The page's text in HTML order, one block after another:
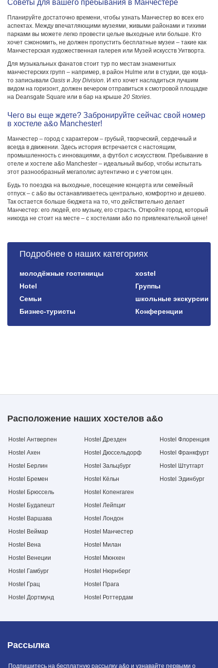
Советы для вашего пребывания в Манчестере
Планируйте достаточно времени, чтобы узнать Манчестер во всех его
аспектах. Между впечатляющими музеями, живыми районами и тихими
парками вы можете легко провести целые выходные или больше. Кто
хочет сэкономить, не должен пропустить бесплатные музеи – такие как
Манчестерская художественная галерея или Музей искусств Уитворта.
Для музыкальных фанатов стоит тур по местам знаменитых
манчестерских групп – например, в район Hulme или в студии, где когда-
то записывали Oasis и Joy Division. И кто хочет насладиться лучшим
видом на горизонт, должен вечером отправиться к смотровой площадке
на Deansgate Square или в бар на крыше 20 Stories.
Чего вы еще ждете? Забронируйте сейчас свой номер
в хостеле a&o Manchester!
Манчестер – город с характером – грубый, творческий, сердечный и
всегда в движении. Здесь история встречается с настоящим,
промышленность с инновациями, а футбол с искусством. Пребывание в
отеле и хостеле a&o Manchester – идеальный выбор, чтобы испытать
этот разнообразный мегаполис аутентично и с учетом цен.
Будь то поездка на выходные, посещение концерта или семейный
отпуск – с a&o вы останавливаетесь центрально, комфортно и дешево.
Так остается больше бюджета на то, что действительно делает
Манчестер: его людей, его музыку, его страсть. Откройте город, который
никогда не стоит на месте – с хостелами a&o по привлекательной цене!
Подробнее о наших категориях
молодёжные гостиницы
xostel
Hotel
Группы
Семьи
школьные экскурсии
Бизнес-туристы
Конференции
Расположение наших хостелов a&o
Hostel Антверпен
Hostel Ахен
Hostel Берлин
Hostel Бремен
Hostel Брюссель
Hostel Будапешт
Hostel Варшава
Hostel Веймар
Hostel Вена
Hostel Венеции
Hostel Гамбург
Hostel Грац
Hostel Дортмунд
Hostel Дрезден
Hostel Дюссельдорф
Hostel Зальцбург
Hostel Кёльн
Hostel Копенгаген
Hostel Лейпциг
Hostel Лондон
Hostel Манчестер
Hostel Милан
Hostel Мюнхен
Hostel Нюрнберг
Hostel Прага
Hostel Роттердам
Hostel Флоренция
Hostel Франкфурт
Hostel Штутгарт
Hostel Эдинбург
Рассылка
Подпишитесь на бесплатную рассылку a&o и узнавайте первыми о